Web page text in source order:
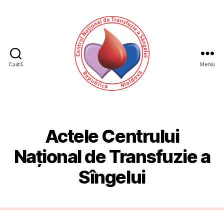
Caută Meniu
Actele Centrului
Național de Transfuzie a
Sîngelui